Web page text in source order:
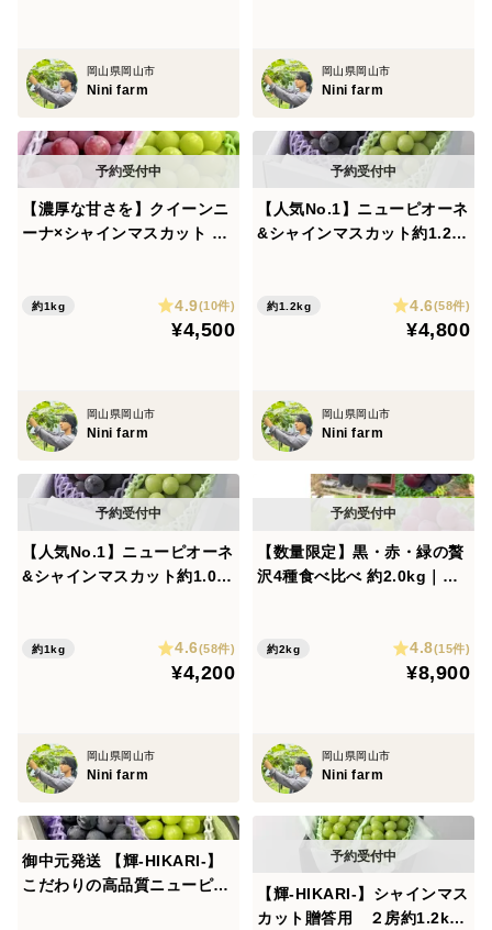
美味しい葡萄をお届けするために、収穫前の糖度チェッ
ています。
また、化成肥料や除草剤の使用をできる限り抑え、有機
質肥料や草を活かした栽培を行うことで、葡萄本来の味
わいを引き出すことを目指しています。
さらに、水分量・葉面積・枝数・房数・粒数などを細か
く管理し、日々、葡萄と“会話”するように、一房一房・
＜梱包について＞
「唯一無二」を目指すNini farmでは、化粧箱のデザイン
や梱包にもこだわり、贈り物としても大変ご好評をいた
だいております。
発送時には、化粧箱の中に緩衝材を詰め、輸送中に葡萄
なお、商品写真ではそのまま箱に入っておりますが、実
際には一房ずつ紙セロにお包みしてお届けいたします。
対応しておりません。あらかじめご了承ください。
＜サイズ＞
サイズの目安として、ご参考ください。（園主個人の意
見です）
岡山県岡山市
Nini farm
岡山県岡山市
Nini farm
【濃厚な甘さを】クイーンニ
ーナ×シャインマスカット 約
応可
約1kg 4.9(10件)
¥4,500
岡山県岡山市
Nini farm
【人気No.1】ニューピオーネ
&シャインマスカット約1.2k
約1.2kg 4.6(58件)
¥4,800
岡山県岡山市
Nini farm
【人気No.1】ニューピオーネ
&シャインマスカット約1.0k
約1kg 4.6(58件)
¥4,200
岡山県岡山市
Nini farm
【数量限定】黒・赤・緑の贅
沢4種食べ比べ 約2.0kg｜人
約2kg 4.8(15件)
¥8,900
岡山県岡山市
Nini farm
御中元発送 【輝-HIKARI-】
こだわりの高品質ニューピオ
【輝-HIKARI-】シャインマス
カット贈答用 ２房約1.2kg